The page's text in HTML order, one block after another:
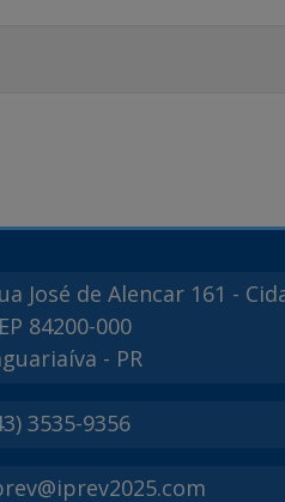
José de Alencar 161 -
84200-000
- PR
3535-9356